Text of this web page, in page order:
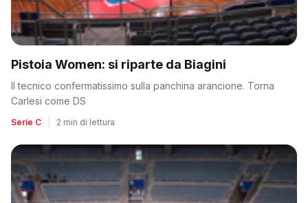
Pistoia Women: si riparte da Biagini
Il tecnico confermatissimo sulla panchina arancione. Torna
Carlesi come DS
Serie C 2 min di lettura